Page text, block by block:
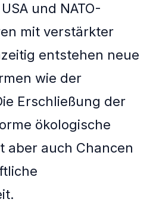
und NATO-
mit verstärkter
entstehen neue
wie der
Erschließung der
ökologische
aber auch Chancen